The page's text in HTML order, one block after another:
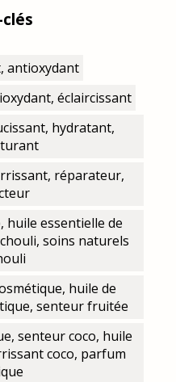
antioxydant
éclaircissant
hydratant,
réparateur,
huile essentielle de
soins naturels
huile de
senteur fruitée
senteur coco, huile
coco, parfum